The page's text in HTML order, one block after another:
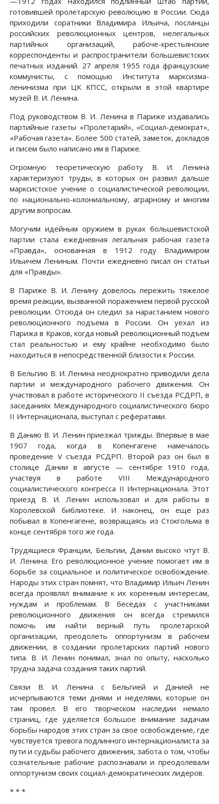
готовившей пролетарскую революцию в России. Сюда
приходили соратники Владимира Ильича, посланцы
российских революционных центров, нелегальных
партийных организаций, рабоче-крестьянские
корреспонденты и распространители большевистских
печатных изданий. 27 апреля 1955 года французские
коммунисты, с помощью Института марксизма-
ленинизма при ЦК КПСС, открыли в этой квартире
музей В. И. Ленина.
Под руководством В. И. Ленина в Париже издавались
партийные газеты «Пролетарий», «Социал-демократ»,
«Рабочая газета». Более 500 статей, заметок, докладов
и писем было написано им в Париже.
Огромную теоретическую работу В. И. Ленина
характеризуют труды, в которых он развил дальше
марксистское учение о социалистической революции,
по национально-колониальному, аграрному и многим
другим вопросам.
Могучим идейным оружием в руках большевистской
партии стала ежедневная легальная рабочая газета
«Правда», основанная в 1912 году Владимиром
Ильичем Лениным. Почти ежедневно писал он статьи
для «Правды».
В Париже В. И. Ленину довелось пережить тяжелое
время реакции, вызванной поражением первой русской
революции. Отсюда он следил за нарастанием нового
революционного подъема в России. Он уехал из
Парижа в Краков, когда новый революционный подъем
стал реальностью и ему крайне необходимо было
находиться в непосредственной близости к России.
В Бельгию В. И. Ленина неоднократно приводили дела
партии и международного рабочего движения. Он
участвовал в работе исторического II съезда РСДРП, в
заседаниях Международного социалистического бюро
II Интернационала, выступал с рефератами.
В Данию В. И. Ленин приезжал трижды. Впервые в мае
1907 года, когда в Копенгагене намечалось
проведение V съезда РСДРП. Второй раз он был в
столице Дании в августе — сентябре 1910 года,
участвуя в работе VIII Международного
социалистического конгресса II Интернационала. Этот
приезд В. И. Ленин использовал и для работы в
Королевской библиотеке. И наконец, он еще раз
побывал в Копенгагене, возвращаясь из Стокгольма в
конце сентября того же года.
Трудящиеся Франции, Бельгии, Дании высоко чтут В.
И. Ленина. Его революционное учение помогает им в
борьбе за социальное и политическое освобождение.
Народы этих стран помнят, что Владимир Ильич Ленин
всегда проявлял внимание к их коренным интересам,
нуждам и проблемам. В беседах с участниками
революционного движения он всегда стремился
помочь им найти верный путь пролетарской
организации, преодолеть оппортунизм в рабочем
движении, в создании пролетарских партий нового
типа. В. И. Ленин понимал, знал по опыту, насколько
трудна задача создания таких партий.
Связи В. И. Ленина с Бельгией и Данией не
исчерпываются теми днями и неделями, которые он
там провел. В его творческом наследии немало
страниц, где уделяется большое внимание задачам
борьбы народов этих стран за свое освобождение, где
чувствуется тревога подлинного интернационалиста за
пути и судьбы рабочего движения, забота о том, чтобы
сознательные рабочие распознавали и преодолевали
оппортунизм своих социал-демократических лидеров.
* * *